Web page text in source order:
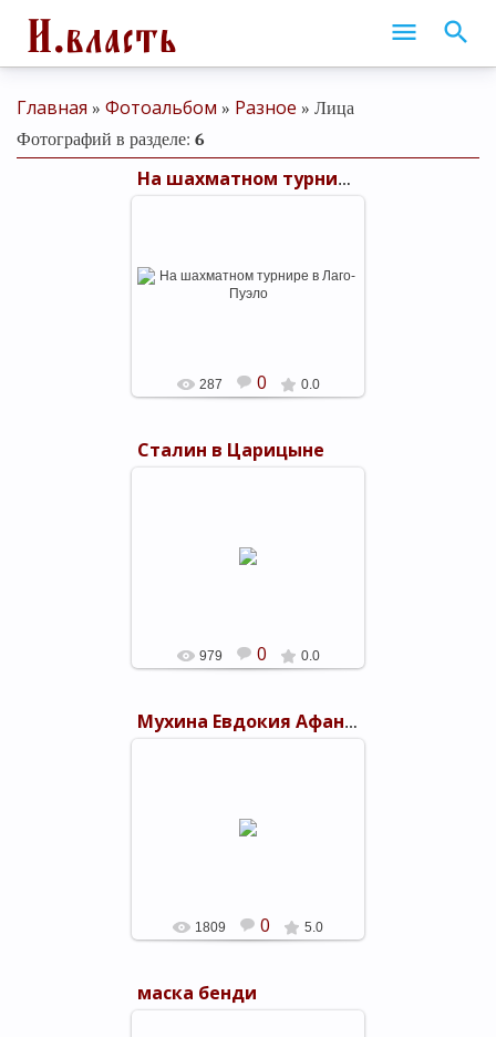
Главная » Фотоальбом » Разное » Лица
Фотографий в разделе: 6
На шахматном турнире в Лаго-Пуэло
турнир 2° Torneo Abierto IRT
"Lago Puelo" в Лаго-Пуэло
(Аргентина) проходил с 9 по 12
287 0 0.0
Сталин в Царицыне
979 0 0.0
Мухина Евдокия Афанасьевна
года комсомолкой вступила
1809 0 5.0
маска бенди